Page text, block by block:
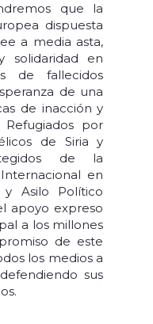
que la
dispuesta
a media asta,
solidaridad en
de fallecidos
de una
de inacción y
por
de Siria y
de la
en
y Asilo Político
apoyo expreso
a los millones
de este
los medios a
sus